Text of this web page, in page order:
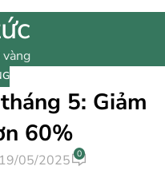
vàng
5: Giảm
60%
05/2025 0